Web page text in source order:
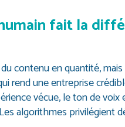
fait la
contenu en quantité,
rend une entreprise
vécue, le ton de voix
Les algorithmes privilégient